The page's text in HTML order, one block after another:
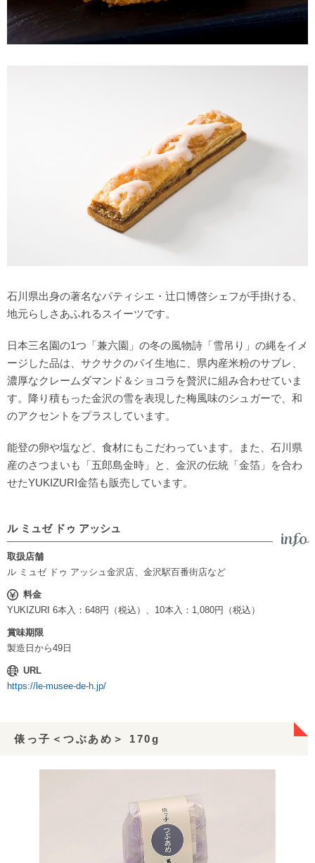
石川県出身の著名なパティシエ・辻口博啓シェフが手掛ける、
地元らしさあふれるスイーツです。
日本三名園の1つ「兼六園」の冬の風物詩「雪吊り」の縄をイメ
ージした品は、サクサクのパイ生地に、県内産米粉のサブレ、
濃厚なクレームダマンド＆ショコラを贅沢に組み合わせていま
す。降り積もった金沢の雪を表現した梅風味のシュガーで、和
のアクセントをプラスしています。
能登の卵や塩など、食材にもこだわっています。また、石川県
産のさつまいも「五郎島金時」と、金沢の伝統「金箔」を合わ
せたYUKIZURI金箔も販売しています。
ル ミュゼ ドゥ アッシュ
取扱店舗
ル ミュゼ ドゥ アッシュ金沢店、金沢駅百番街店など
料金
YUKIZURI 6本入：648円（税込）、10本入：1,080円（税込）
賞味期限
製造日から49日
URL
https://le-musee-de-h.jp/
俵っ子＜つぶあめ＞ 170g